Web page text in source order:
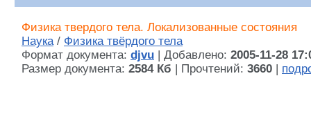
Физика твердого тела. Локализованные состояния
Наука/ Физика твёрдого тела
Формат документа: djvu | Добавлено: 2005-11-28
Размер документа: 2584 Кб | Прочтений: 3660